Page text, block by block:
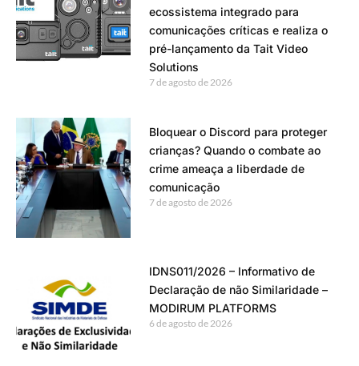
ecossistema integrado para
comunicações críticas e realiza o
pré-lançamento da Tait Video
Solutions
7 de agosto de 2026
Bloquear o Discord para proteger
crianças? Quando o combate ao
crime ameaça a liberdade de
comunicação
7 de agosto de 2026
IDNS011/2026 – Informativo de
Declaração de não Similaridade –
MODIRUM PLATFORMS
6 de agosto de 2026